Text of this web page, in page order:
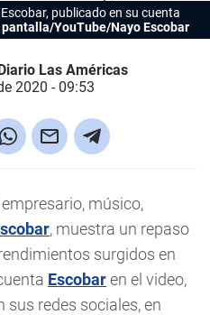
publicado en su cuenta
YouTube/Nayo Escobar
Las Américas
2020 - 09:53
músico,
, muestra un repaso
surgidos en
Escobaren el video,
sus redes sociales, en